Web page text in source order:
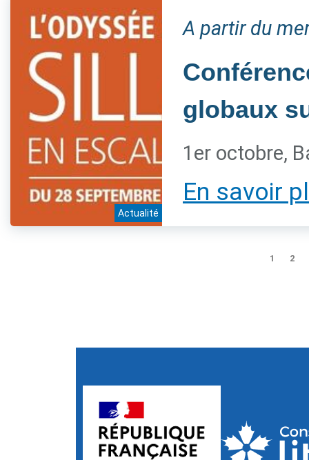
Actualité
A partir du
globaux
1er octobre,
En savoir
1 2